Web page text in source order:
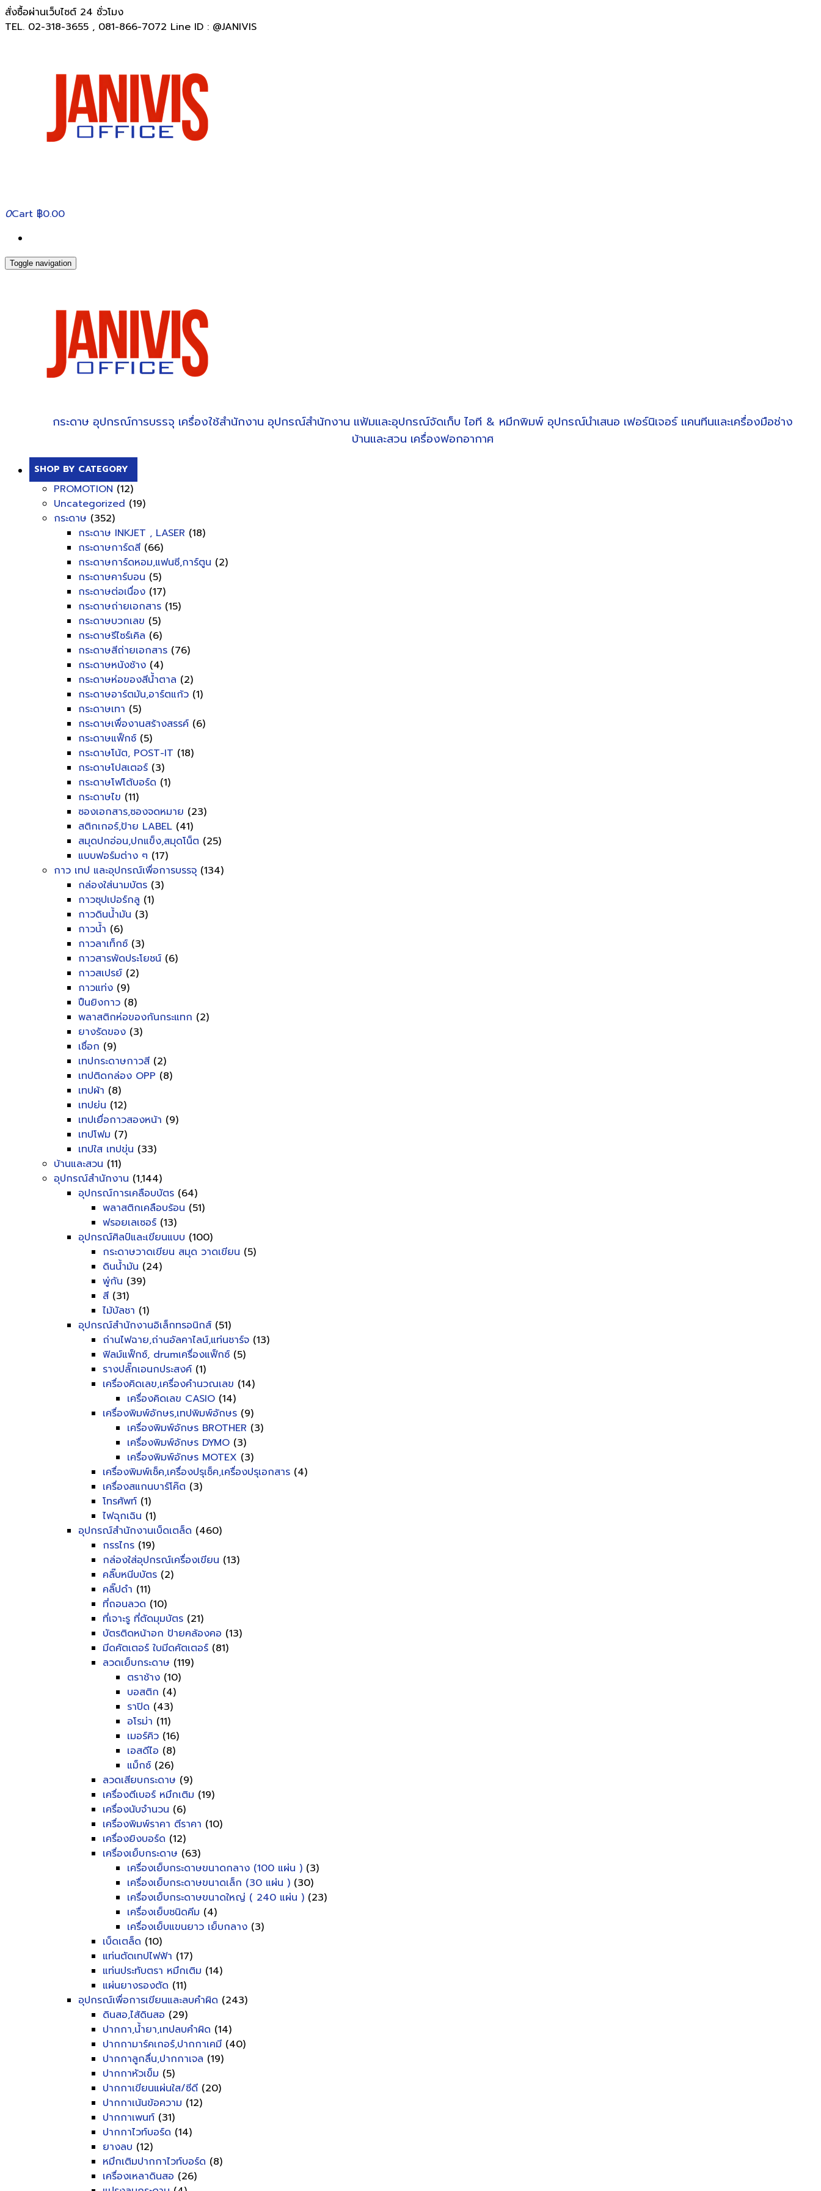
สั่งซื้อผ่านเว็บไซต์ 24 ชั่วโมง
TEL. 02-318-3655 , 081-866-7072 Line ID : @JANIVIS
0Cart ฿0.00
Toggle navigation
กระดาษ อุปกรณ์การบรรจุ เครื่องใช้สำนักงาน อุปกรณ์สำนักงาน แฟ้มและอุปกรณ์จัดเก็บ ไอที & หมึกพิมพ์ อุปกรณ์นำเสนอ เฟอร์นิเจอร์ แคนทีนและเครื่องมือช่าง
บ้านและสวน เครื่องฟอกอากาศ
SHOP BY CATEGORY
PROMOTION (12)
Uncategorized (19)
กระดาษ (352)
กระดาษ INKJET , LASER (18)
กระดาษการ์ดสี (66)
กระดาษการ์ดหอม,แฟนซี,การ์ตูน (2)
กระดาษคาร์บอน (5)
กระดาษต่อเนื่อง (17)
กระดาษถ่ายเอกสาร (15)
กระดาษบวกเลข (5)
กระดาษรีไซร์เคิล (6)
กระดาษสีถ่ายเอกสาร (76)
กระดาษหนังช้าง (4)
กระดาษห่อของสีน้ำตาล (2)
กระดาษอาร์ตมัน,อาร์ตแก้ว (1)
กระดาษเทา (5)
กระดาษเพื่องานสร้างสรรค์ (6)
กระดาษแฟ็กซ์ (5)
กระดาษโน้ต, POST-IT (18)
กระดาษโปสเตอร์ (3)
กระดาษโฟโต้บอร์ด (1)
กระดาษไข (11)
ซองเอกสาร,ซองจดหมาย (23)
สติกเกอร์,ป้าย LABEL (41)
สมุดปกอ่อน,ปกแข็ง,สมุดโน็ต (25)
แบบฟอร์มต่าง ๆ (17)
กาว เทป และอุปกรณ์เพื่อการบรรจุ (134)
กล่องใส่นามบัตร (3)
กาวซุปเปอร์กลู (1)
กาวดินน้ำมัน (3)
กาวน้ำ (6)
กาวลาเท็กซ์ (3)
กาวสารพัดประโยชน์ (6)
กาวสเปรย์ (2)
กาวแท่ง (9)
ปืนยิงกาว (8)
พลาสติกห่อของกันกระแทก (2)
ยางรัดของ (3)
เชื่อก (9)
เทปกระดาษกาวสี (2)
เทปติดกล่อง OPP (8)
เทปผ้า (8)
เทปย่น (12)
เทปเยื่อกาวสองหน้า (9)
เทปโฟม (7)
เทปใส เทปขุ่น (33)
บ้านและสวน (11)
อุปกรณ์สำนักงาน (1,144)
อุปกรณ์การเคลือบบัตร (64)
พลาสติกเคลือบร้อน (51)
ฟรอยเลเซอร์ (13)
อุปกรณ์ศิลป์และเขียนแบบ (100)
กระดาษวาดเขียน สมุด วาดเขียน (5)
ดินน้ำมัน (24)
พู่กัน (39)
สี (31)
ไม้บัลชา (1)
อุปกรณ์สำนักงานอิเล็กทรอนิกส์ (51)
ถ่านไฟฉาย,ถ่านอัลคาไลน์,แท่นชาร์จ (13)
ฟิลม์แฟ็กซ์, drumเครื่องแฟ็กซ์ (5)
รางปลั๊กเอนกประสงค์ (1)
เครื่องคิดเลข,เครื่องคำนวณเลข (14)
เครื่องคิดเลข CASIO (14)
เครื่องพิมพ์อักษร,เทปพิมพ์อักษร (9)
เครื่องพิมพ์อักษร BROTHER (3)
เครื่องพิมพ์อักษร DYMO (3)
เครื่องพิมพ์อักษร MOTEX (3)
เครื่องพิมพ์เช็ค,เครื่องปรุเช็ค,เครื่องปรุเอกสาร (4)
เครื่องสแกนบาร์โค๊ต (3)
โทรศัพท์ (1)
ไฟฉุกเฉิน (1)
อุปกรณ์สำนักงานเบ็ดเตล็ด (460)
กรรไกร (19)
กล่องใส่อุปกรณ์เครื่องเขียน (13)
คลิ๊บหนีบบัตร (2)
คลิ๊ปดำ (11)
ที่ถอนลวด (10)
ที่เจาะรู ที่ตัดมุมบัตร (21)
บัตรติดหน้าอก ป้ายคล้องคอ (13)
มีดคัตเตอร์ ใบมีดคัตเตอร์ (81)
ลวดเย็บกระดาษ (119)
ตราช้าง (10)
บอสติก (4)
ราปิด (43)
อโรม่า (11)
เมอร์คิว (16)
เอสดีไอ (8)
แม็กซ์ (26)
ลวดเสียบกระดาษ (9)
เครื่องตีเบอร์ หมึกเติม (19)
เครื่องนับจำนวน (6)
เครื่องพิมพ์ราคา ตีราคา (10)
เครื่องยิงบอร์ด (12)
เครื่องเย็บกระดาษ (63)
เครื่องเย็บกระดาษขนาดกลาง (100 แผ่น ) (3)
เครื่องเย็บกระดาษขนาดเล็ก (30 แผ่น ) (30)
เครื่องเย็บกระดาษขนาดใหญ่ ( 240 แผ่น ) (23)
เครื่องเย็บชนิดคีม (4)
เครื่องเย็บแขนยาว เย็บกลาง (3)
เบ็ดเตล็ด (10)
แท่นตัดเทปไฟฟ้า (17)
แท่นประทับตรา หมึกเติม (14)
แผ่นยางรองตัด (11)
อุปกรณ์เพื่อการเขียนและลบคำผิด (243)
ดินสอ,ไส้ดินสอ (29)
ปากกา,น้ำยา,เทปลบคำผิด (14)
ปากกามาร์คเกอร์,ปากกาเคมี (40)
ปากกาลูกลื่น,ปากกาเจล (19)
ปากกาหัวเข็ม (5)
ปากกาเขียนแผ่นใส/ซีดี (20)
ปากกาเน้นข้อความ (12)
ปากกาเพนท์ (31)
ปากกาไวท์บอร์ด (14)
ยางลบ (12)
หมึกเติมปากกาไวท์บอร์ด (8)
เครื่องเหลาดินสอ (26)